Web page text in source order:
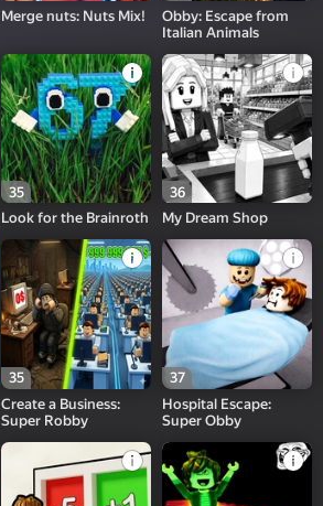
Merge nuts: Nuts Mix!
Obby: Escape from
Italian Animals
35
Look for the Brainroth
36
My Dream Shop
35
Create a Business:
Super Robby
37
Hospital Escape:
Super Obby